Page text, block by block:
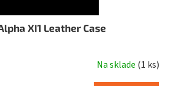
XI1 Leather Case
Na sklade (1 ks)